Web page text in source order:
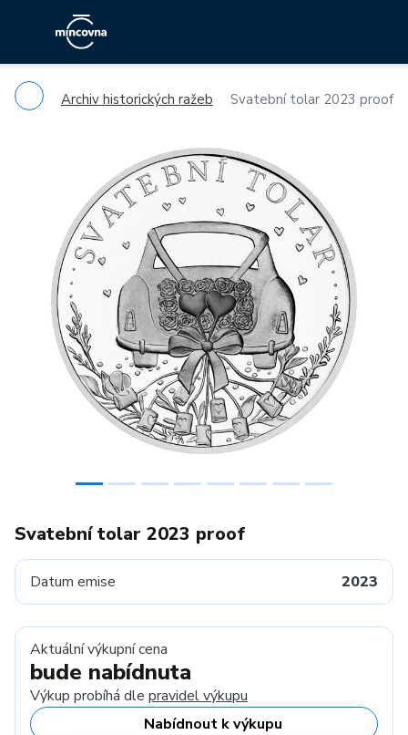
Archiv historických ražeb Svatební tolar 2023 proof
Previous
Svatební tolar 2023 proof
Datum emise 2023
Aktuální výkupní cena
bude nabídnuta
Výkup probíhá dle pravidel výkupu
Nabídnout k výkupu